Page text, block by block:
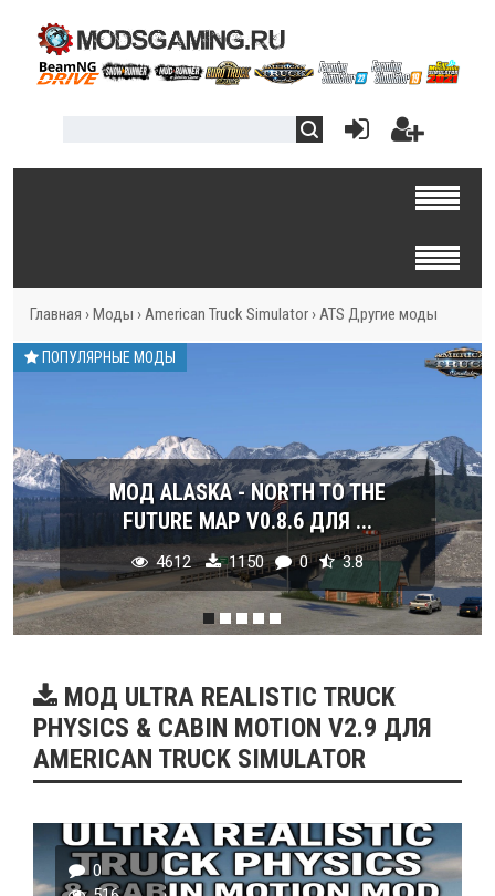
Главная › Моды ›American Truck Simulator ›ATS Другие моды
ПОПУЛЯРНЫЕ МОДЫ
МОД ALASKA - NORTH TO THE
FUTURE MAP V0.8.6 ДЛЯ ...
4612 1150 0 3.8
МОД ULTRA REALISTIC TRUCK
PHYSICS & CABIN MOTION V2.9 ДЛЯ
AMERICAN TRUCK SIMULATOR
0